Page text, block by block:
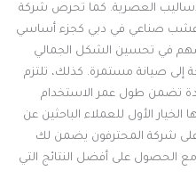
الأساليب العصرية. كما تحرص شركة
عشب صناعي في دبي كجزء أساسي
مهم في تحسين الشكل الجمالي
إلى صيانة مستمرة. كذلك، تلتزم
تضمن طول عمر الاستخدام
الأول للعملاء الباحثين عن
على شركة المحترفون يضمن لك
الحصول على أفضل النتائج التي